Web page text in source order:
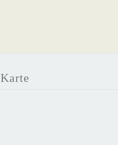
Karte